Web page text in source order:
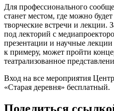
Для профессионального
станет местом, где можно
творческие встречи и лекции.
под лекторий с
презентации и научные
к примеру, может пройти
театрализованное
Вход на все мероприятия
«Старая деревня» бесплатный.